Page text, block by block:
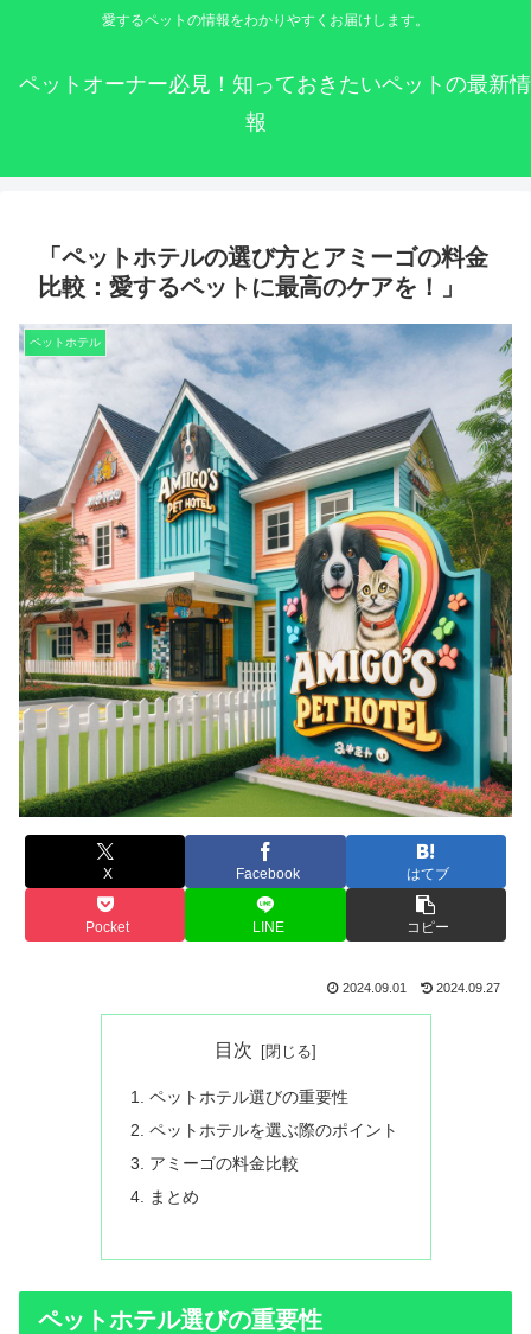
愛するペットの情報をわかりやすくお届けします。
ペットオーナー必見！知っておきたいペットの最新情
報
「ペットホテルの選び方とアミーゴの料金
比較：愛するペットに最高のケアを！」
ペットホテル
X Facebook はてブ
Pocket LINE コピー
2024.09.01 2024.09.27
目次
ペットホテル選びの重要性
ペットホテルを選ぶ際のポイント
アミーゴの料金比較
まとめ
ペットホテル選びの重要性